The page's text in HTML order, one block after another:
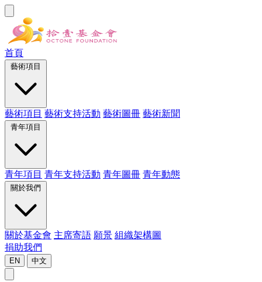
首頁
藝術項目 藝術支持活動 藝術圖冊 藝術新聞
青年項目 青年支持活動 青年圖冊 青年動態
關於基金會 主席寄語 願景 組織架構圖
捐助我們
EN 中文